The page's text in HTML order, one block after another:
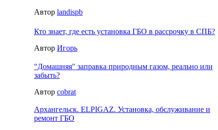
Автор landispb
Кто знает, где есть установка ГБО в рассрочку в СПБ?
Автор Игорь
"Домашняя" заправка природным газом, реально или
забыть?
Автор cobrat
Архангельск. ELPIGAZ. Установка, обслуживание и
ремонт ГБО